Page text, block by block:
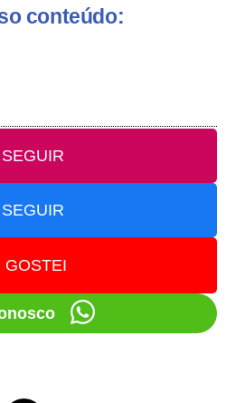
conteúdo:
SEGUIR
SEGUIR
GOSTEI